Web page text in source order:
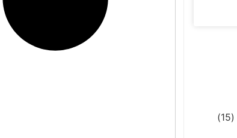
(15)